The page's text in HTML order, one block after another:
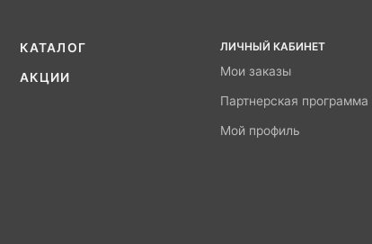
КАТАЛОГ
АКЦИИ
ЛИЧНЫЙ КАБИНЕТ
Мои заказы
Партнерская программа
Мой профиль